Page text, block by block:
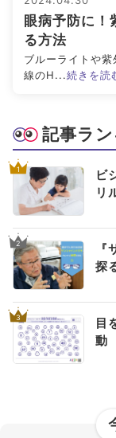
眼病予防に！
る方法
ブルーライトや
線のH...続きを読
記事ラ
1
ビ
リ
2
探
3
目
動